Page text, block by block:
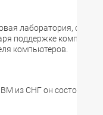
лаборатория,
поддержке компании
компьютеров.
из СНГ он состоялся